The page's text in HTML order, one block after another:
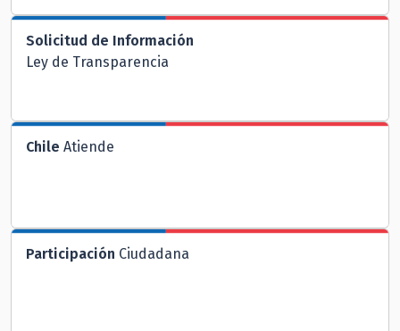
Solicitud de Información
Ley de Transparencia
Chile Atiende
Participación Ciudadana